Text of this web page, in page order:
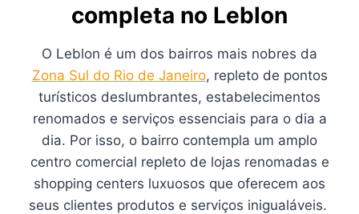
completa no Leblon
O Leblon é um dos bairros mais nobres da
Zona Sul do Rio de Janeiro, repleto de pontos
turísticos deslumbrantes, estabelecimentos
renomados e serviços essenciais para o dia a
dia. Por isso, o bairro contempla um amplo
centro comercial repleto de lojas renomadas e
shopping centers luxuosos que oferecem aos
seus clientes produtos e serviços inigualáveis.